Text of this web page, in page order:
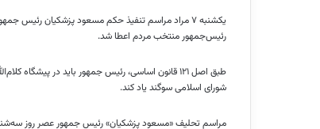
یکشنبه ۷ مراد مراسم تنفیذ حکم مسعود پزشکیان
رئیس‌جمهور منتخب مردم اعطا شد.
طبق اصل ۱۲۱ قانون اساسی، رئیس جمهور باید در
شورای اسلامی سوگند یاد کند.